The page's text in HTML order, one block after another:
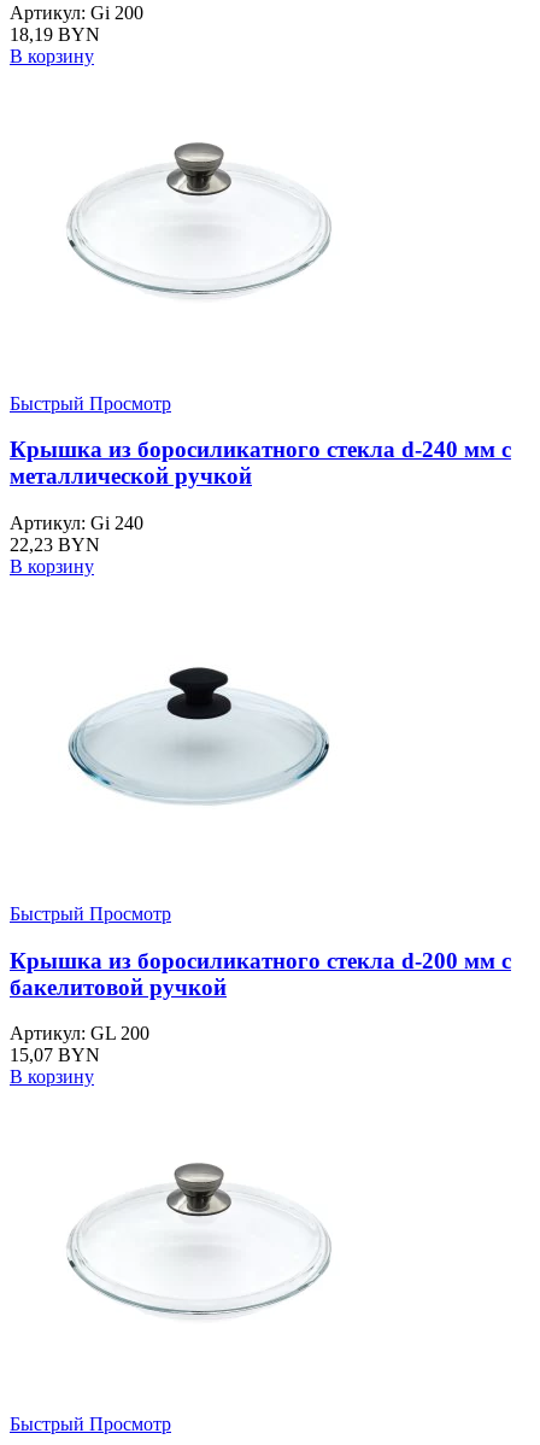
Артикул: Gi 200
18,19 BYN
В корзину
Быстрый Просмотр
Крышка из боросиликатного стекла d-240 мм с
металлической ручкой
Артикул: Gi 240
22,23 BYN
В корзину
Быстрый Просмотр
Крышка из боросиликатного стекла d-200 мм с
бакелитовой ручкой
Артикул: GL 200
15,07 BYN
В корзину
Быстрый Просмотр